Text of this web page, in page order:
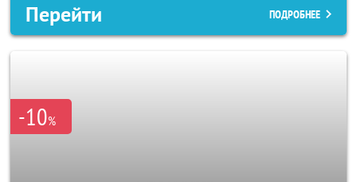
Перейти ПОДРОБНЕЕ
-10%